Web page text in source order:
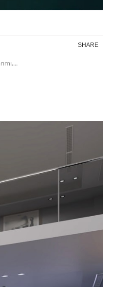
SHARE